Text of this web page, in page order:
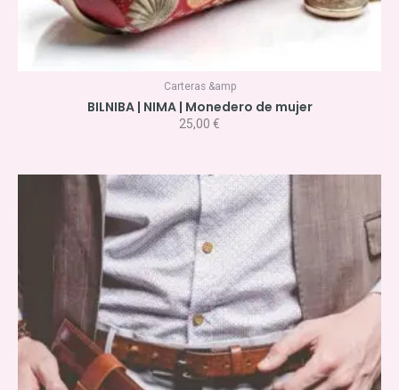
Carteras &amp
BILNIBA | NIMA | Monedero de mujer
25,00 €